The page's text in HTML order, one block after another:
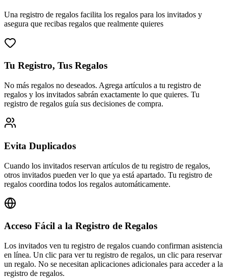
Una registro de regalos facilita los regalos para los invitados y
asegura que recibas regalos que realmente quieres
Tu Registro, Tus Regalos
No más regalos no deseados. Agrega artículos a tu registro de
regalos y los invitados sabrán exactamente lo que quieres. Tu
registro de regalos guía sus decisiones de compra.
Evita Duplicados
Cuando los invitados reservan artículos de tu registro de regalos,
otros invitados pueden ver lo que ya está apartado. Tu registro de
regalos coordina todos los regalos automáticamente.
Acceso Fácil a la Registro de Regalos
Los invitados ven tu registro de regalos cuando confirman asistencia
en línea. Un clic para ver tu registro de regalos, un clic para reservar
un regalo. No se necesitan aplicaciones adicionales para acceder a la
registro de regalos.